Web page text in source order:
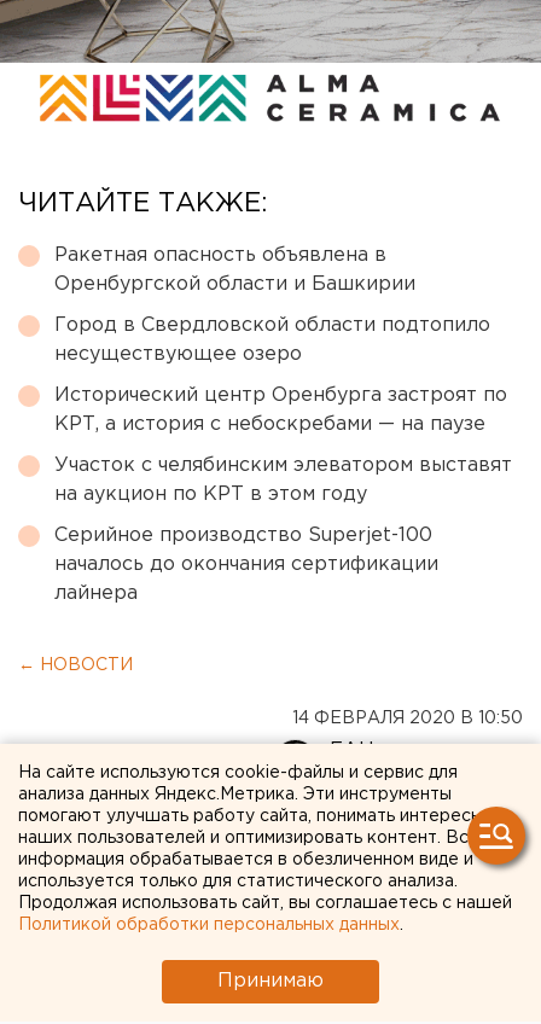
ЧИТАЙТЕ ТАКЖЕ:
Ракетная опасность объявлена в
Оренбургской области и Башкирии
Город в Свердловской области подтопило
несуществующее озеро
Исторический центр Оренбурга застроят по
КРТ, а история с небоскребами — на паузе
Участок с челябинским элеватором выставят
на аукцион по КРТ в этом году
Серийное производство Superjet-100
началось до окончания сертификации
лайнера
← НОВОСТИ
14 ФЕВРАЛЯ 2020 В 10:50
В ТОСЭР Челябинской
области пришли шесть
новых инвесторов
На сайте используются cookie-файлы и сервис для
анализа данных Яндекс.Метрика. Эти инструменты
помогают улучшать работу сайта, понимать интересы
наших пользователей и оптимизировать контент. Вся
информация обрабатывается в обезличенном виде и
используется только для статистического анализа.
Продолжая использовать сайт, вы соглашаетесь с нашей
Политикой обработки персональных данных
Принимаю